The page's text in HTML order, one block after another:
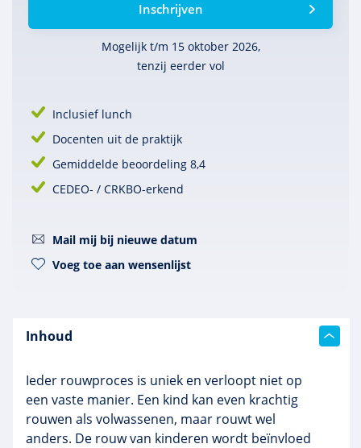
Inschrijven
Mogelijk t/m 15 oktober 2026,
tenzij eerder vol
Inclusief lunch
Docenten uit de praktijk
Gemiddelde beoordeling 8,4
CEDEO- / CRKBO-erkend
Mail mij bij nieuwe datum
Voeg toe aan wensenlijst
Inhoud
Ieder rouwproces is uniek en verloopt niet op
een vaste manier. Een kind kan even krachtig
rouwen als volwassenen, maar rouwt wel
anders. De rouw van kinderen wordt beïnvloed